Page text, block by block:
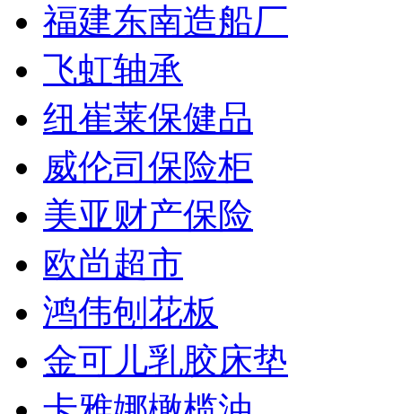
福建东南造船厂
飞虹轴承
纽崔莱保健品
威伦司保险柜
美亚财产保险
欧尚超市
鸿伟刨花板
金可儿乳胶床垫